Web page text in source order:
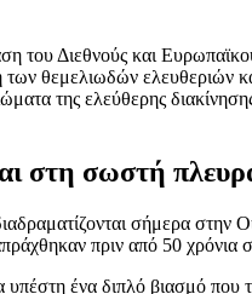
του Διεθνούς και
των θεμελιωδών
της ελεύθερης
στη σωστή
σήμερα στην
πριν από 50
ένα διπλό βιασμό που